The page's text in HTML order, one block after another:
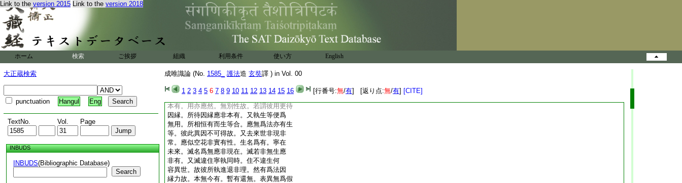
Link to the version 2015 Link to the version 2018
ホーム 検索 ご挨拶 組織 利用条件 使い方 English
大正蔵検索
punctuation Hangul Eng
TextNo. Vol. Page
INBUDS
INBUDS(Bibliographic Database)
Search
成唯識論 (No. 1585_ 護法造 玄奘譯 ) in Vol. 00
1 2 3 4 5 6 7 8 9 10 11 12 13 14 15 16 [行番号:無/有] [返り点:無/有] [CITE]
護法等菩薩造
三藏法師玄奘奉 詔譯
復如何知。諸有爲相。異色心等有實自性。
契經説故。如契經説。有三有爲之有爲相。
乃至廣説。此經不説異色心等有實自性。
爲證不成。非第六聲便表異體。色心之體
即色心故。非能相體定異所相。勿堅相等
異地等故。若有爲相異所相體。無爲相體
應異所相。又生等相若體倶有。應一切時齊
興作用。若相違故用不頓興。體亦相違如
本有。用亦應然。無別性故。若謂彼用更待
因縁。所待因縁應非本有。又執生等便爲
無用。所相恒有而生等合。應無爲法亦有生
等。彼此異因不可得故。又去來世非現非
常。應似空花非實有性。生名爲有。寧在
未來。滅名爲無應非現在。滅若非無生應
非有。又滅違住寧執同時。住不違生何
容異世。故彼所執進退非理。然有爲法因
縁力故。本無今有。暫有還無。表異無爲假